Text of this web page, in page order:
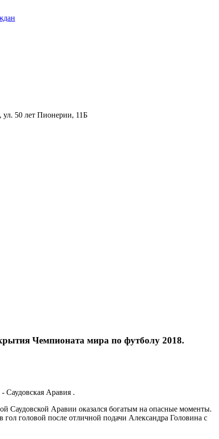
50 лет Пионерии, 11Б
Чемпионата мира по футболу 2018.
Саудовская Аравия .
Саудовской Аравии оказался богатым на опасные моменты.
головой после отличной подачи Александра Головина с